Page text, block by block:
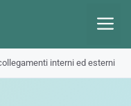
interni ed esterni